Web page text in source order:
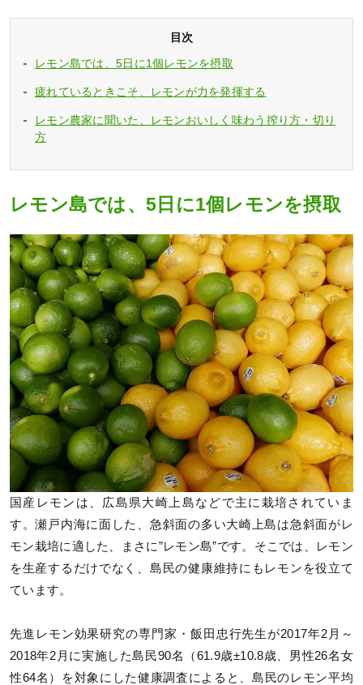
目次
レモン島では、5日に1個レモンを摂取
疲れているときこそ、レモンが力を発揮する
レモン農家に聞いた、レモンおいしく味わう搾り方・切り
方
レモン島では、5日に1個レモンを摂取
国産レモンは、広島県大崎上島などで主に栽培されていま
す。瀬戸内海に面した、急斜面の多い大崎上島は急斜面がレ
モン栽培に適した、まさに”レモン島”です。そこでは、レモン
を生産するだけでなく、島民の健康維持にもレモンを役立て
ています。
先進レモン効果研究の専門家・飯田忠行先生が2017年2月～
2018年2月に実施した島民90名（61.9歳±10.8歳、男性26名女
性64名）を対象にした健康調査によると、島民のレモン平均